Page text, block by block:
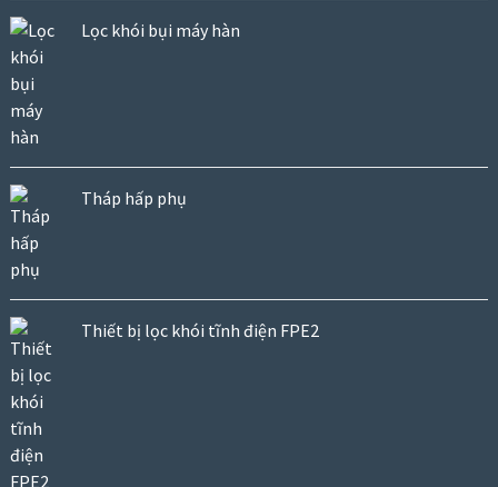
Lọc khói bụi máy hàn
Tháp hấp phụ
Thiết bị lọc khói tĩnh điện FPE2